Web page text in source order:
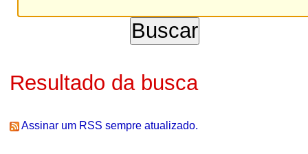
Resultado da busca
Assinar um RSS sempre atualizado.